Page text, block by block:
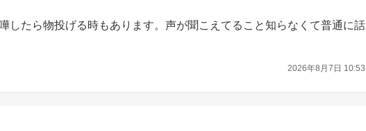
したら物投げる時もあります。声が聞こえてること知らなくて普通に話
2026年8月7日 10:53